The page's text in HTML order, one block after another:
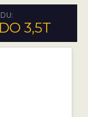
3,5T